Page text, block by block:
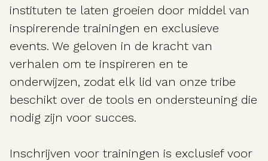
instituten te laten groeien door middel van
inspirerende trainingen en exclusieve
events. We geloven in de kracht van
verhalen om te inspireren en te
onderwijzen, zodat elk lid van onze tribe
beschikt over de tools en ondersteuning die
nodig zijn voor succes.
Inschrijven voor trainingen is exclusief voor